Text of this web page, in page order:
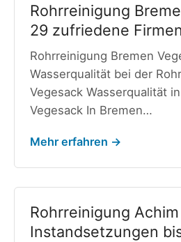
Rohrreinigung
29 zufriedene Firmen
Rohrreinigung Bremen
Wasserqualität bei der
Vegesack Wasserqualität
Vegesack In Bremen…
Mehr erfahren →
Rohrreinigung
Instandsetzungen